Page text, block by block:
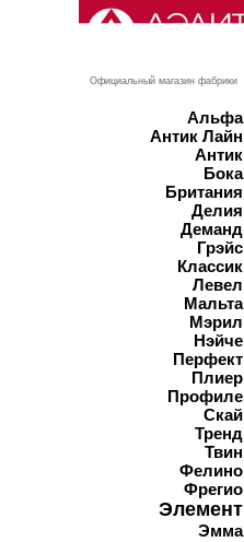
Официальный магазин фабрики
Альфа
Антик Лайн
Антик
Бока
Британия
Делия
Деманд
Грэйс
Классик
Левел
Мальта
Мэрил
Нэйче
Перфект
Плиер
Профиле
Скай
Тренд
Твин
Фелино
Фрегио
Элемент
Эмма